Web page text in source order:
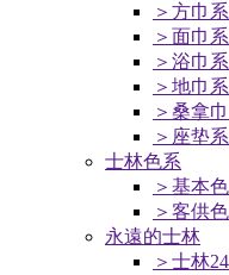
＞方巾
＞面巾
＞浴巾
＞地巾
＞桑拿
＞座垫
士林色系
＞基本
＞客供
永遠的士林
＞士林